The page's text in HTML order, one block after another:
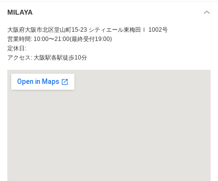
MILAYA
大阪府大阪市北区堂山町15-23 シティエール東梅田Ⅰ 1002号
営業時間: 10:00〜21:00(最終受付19:00)
定休日:
アクセス: 大阪駅各駅徒歩10分